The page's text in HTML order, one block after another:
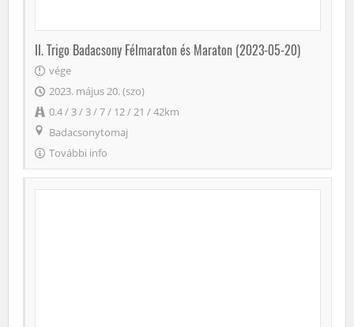
II. Trigo Badacsony Félmaraton és Maraton (2023-05-20)
vége
2023. május 20. (szo)
0.4 / 3 / 3 / 7 / 12 / 21 / 42km
Badacsonytomaj
További info